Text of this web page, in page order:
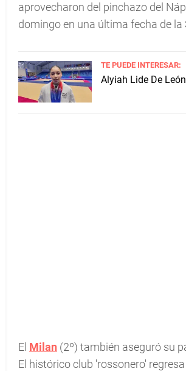
aprovecharon del pinchazo del
domingo en una última fecha de la
TE PUEDE INTERESAR:
Alyiah Lide De
El Milan (2º) también aseguró su
El histórico club 'rossonero'